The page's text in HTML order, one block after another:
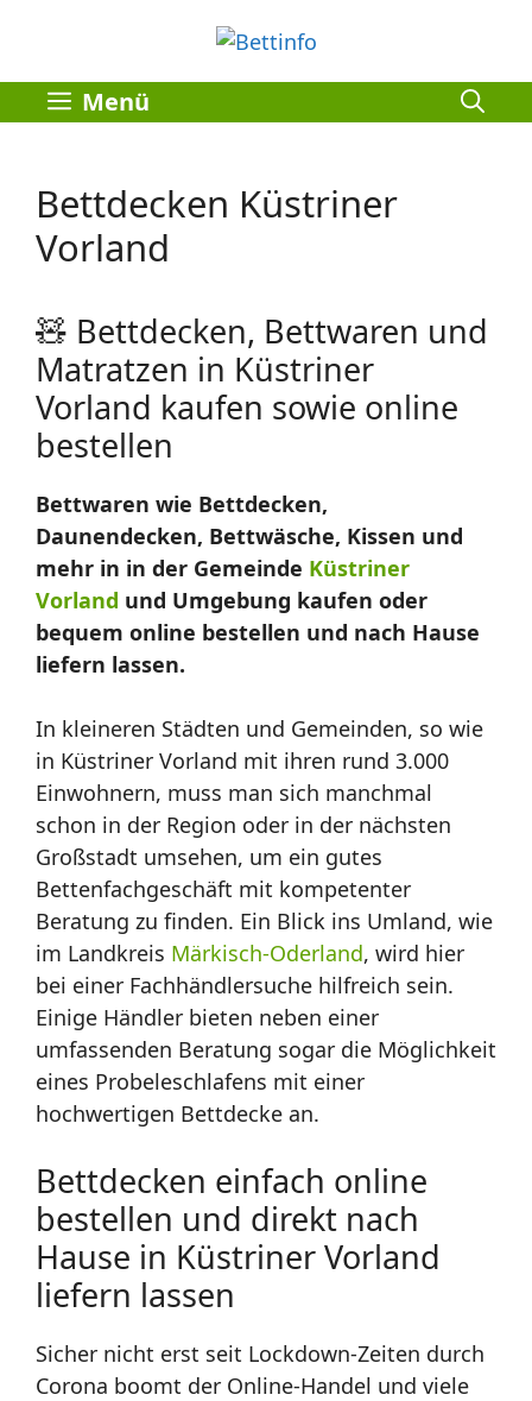
springen
Menü
Bettdecken Küstriner
Vorland
🧸 Bettdecken, Bettwaren und
Matratzen in Küstriner
Vorland kaufen sowie online
bestellen
Bettwaren wie Bettdecken,
Daunendecken, Bettwäsche, Kissen und
mehr in in der Gemeinde Küstriner
Vorland und Umgebung kaufen oder
bequem online bestellen und nach Hause
liefern lassen.
In kleineren Städten und Gemeinden, so wie
in Küstriner Vorland mit ihren rund 3.000
Einwohnern, muss man sich manchmal
schon in der Region oder in der nächsten
Großstadt umsehen, um ein gutes
Bettenfachgeschäft mit kompetenter
Beratung zu finden. Ein Blick ins Umland, wie
im Landkreis Märkisch-Oderland, wird hier
bei einer Fachhändlersuche hilfreich sein.
Einige Händler bieten neben einer
umfassenden Beratung sogar die Möglichkeit
eines Probeleschlafens mit einer
hochwertigen Bettdecke an.
Bettdecken einfach online
bestellen und direkt nach
Hause in Küstriner Vorland
liefern lassen
Sicher nicht erst seit Lockdown-Zeiten durch
Corona boomt der Online-Handel und viele